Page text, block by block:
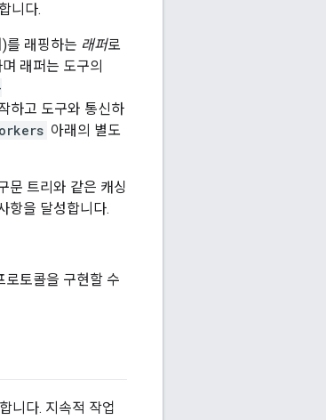
니다.
를 래핑하는 래퍼로
래퍼는 도구의
하고 도구와 통신하
아래의 별도
문 트리와 같은 캐싱
항을 달성합니다.
로토콜을 구현할 수
니다. 지속적 작업